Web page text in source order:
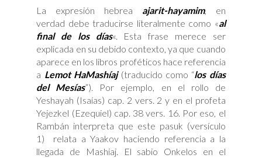
La expresión hebrea ajarit-hayamim, en
verdad debe traducirse literalmente como «al
final de los días«. Esta frase merece ser
explicada en su debido contexto, ya que cuando
aparece en los libros proféticos hace referencia
a Lemot HaMashíaj (traducido como “los días
del Mesías”). Por ejemplo, en el rollo de
Yeshayah (Isaías) cap. 2 vers. 2 y en el profeta
Yejezkel (Ezequiel) cap. 38 vers. 16. Por eso, el
Rambán interpreta que este pasuk (versículo
1) relata a Yaakov haciendo referencia a la
llegada de Mashiaj. El sabio Onkelos en el